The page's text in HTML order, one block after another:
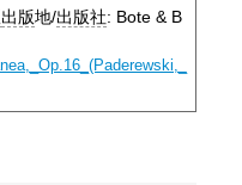
出版地/出版社: Bote & B